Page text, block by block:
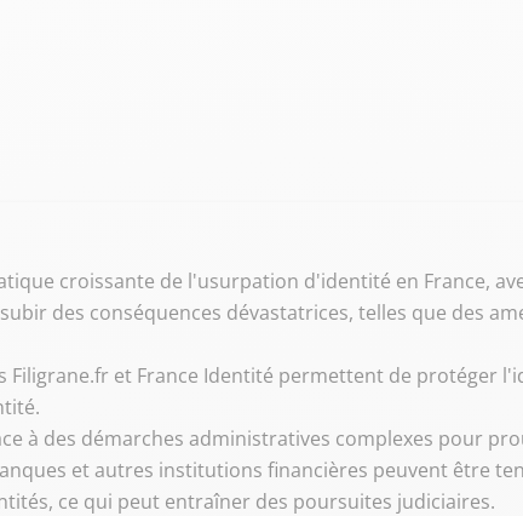
croissante de l'usurpation d'identité en France,
des conséquences dévastatrices, telles que des
Filigrane.fr et France Identité permettent de protéger
à des démarches administratives complexes pour
et autres institutions financières peuvent être
ce qui peut entraîner des poursuites judiciaires.